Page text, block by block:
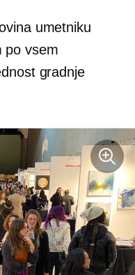
umetniku
po vsem
gradnje